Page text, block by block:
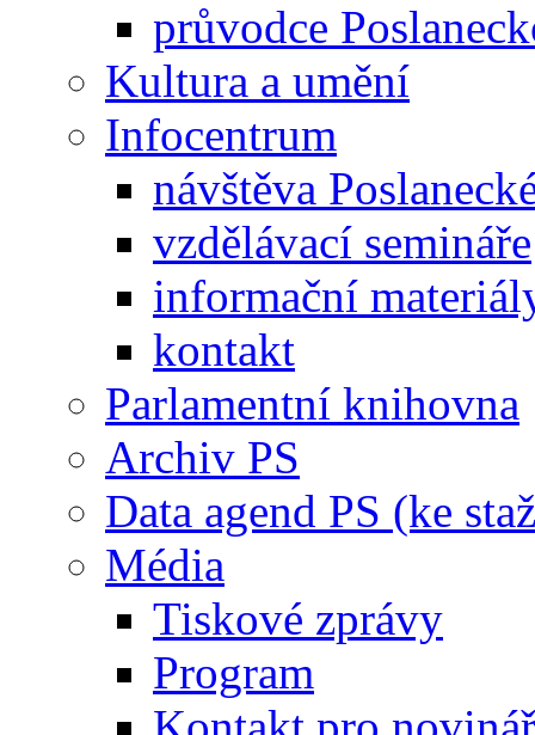
průvodce
Kultura a umění
Infocentrum
návštěva
vzdělávací semináře
informační
kontakt
Parlamentní knihovna
Archiv PS
Data agend PS (ke
Média
Tiskové zprávy
Program